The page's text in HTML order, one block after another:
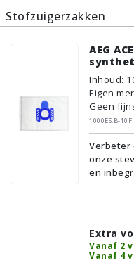
Stofzuigerzakken
AEG
Inhoud:
Eigen
Geen
1000ES.B-10F
Verbeter
onze
en
Extra
Vanaf 2
Vanaf 4